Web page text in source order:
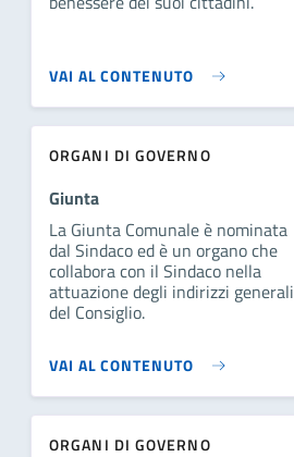
VAI AL CONTENUTO
ORGANI DI GOVERNO
Giunta
La Giunta Comunale è nominata
dal Sindaco ed è un organo che
collabora con il Sindaco nella
attuazione degli indirizzi generali
del Consiglio.
VAI AL CONTENUTO
ORGANI DI GOVERNO